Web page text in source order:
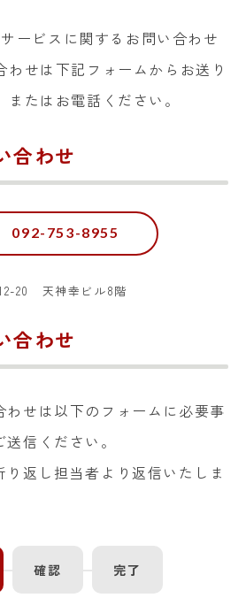
ービスに関するお問い合わせ
わせは下記フォームからお送り
またはお電話ください。
合わせ
092-753-8955
2-20 天神幸ビル8階
合わせ
わせは以下のフォームに必要事
信ください。
り返し担当者より返信いたしま
確認 完了